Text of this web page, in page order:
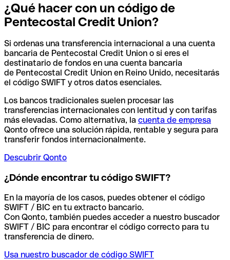
¿Qué hacer con un código de
Pentecostal Credit Union?
Si ordenas una transferencia internacional a una cuenta
bancaria de Pentecostal Credit Union o si eres el
destinatario de fondos en una cuenta bancaria
de Pentecostal Credit Union en Reino Unido, necesitarás
el código SWIFT y otros datos esenciales.
Los bancos tradicionales suelen procesar las
transferencias internacionales con lentitud y con tarifas
más elevadas. Como alternativa, la cuenta de empresa
Qonto ofrece una solución rápida, rentable y segura para
transferir fondos internacionalmente.
Descubrir Qonto
¿Dónde encontrar tu código SWIFT?
En la mayoría de los casos, puedes obtener el código
SWIFT / BIC en tu extracto bancario.
Con Qonto, también puedes acceder a nuestro buscador
SWIFT / BIC para encontrar el código correcto para tu
transferencia de dinero.
Usa nuestro buscador de código SWIFT